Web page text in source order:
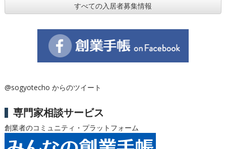
すべての入居者募集情報
@sogyotecho からのツイート
専門家相談サービス
創業者のコミュニティ・プラットフォーム